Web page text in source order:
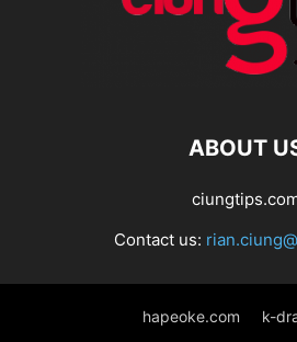
ABOUT
Contact us:
hapeoke.com k-